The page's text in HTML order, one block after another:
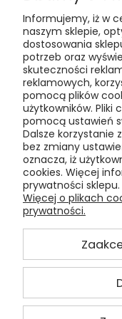
Podaj
Informujemy, iż w
naszym sklepie,
dostosowania
potrzeb oraz
skuteczności
reklamowych,
pomocą plików
użytkowników. Pliki
pomocą ustawień
Dalsze korzystanie
bez zmiany
oznacza, iż
cookies. Więcej
prywatności sklepu.
Więcej o plikach
prywatności.